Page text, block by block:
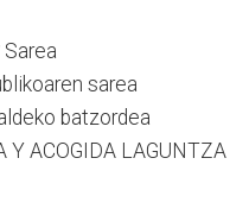
sarea
batzordea
Y ACOGIDA LAGUNTZA